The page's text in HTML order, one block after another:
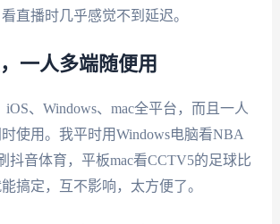
直播时几乎感觉不到延迟。
一人多端随便用
iOS、Windows、mac全平台，而且一人
使用。我平时用Windows电脑看NBA
抖音体育，平板mac看CCTV5的足球比
搞定，互不影响，太方便了。